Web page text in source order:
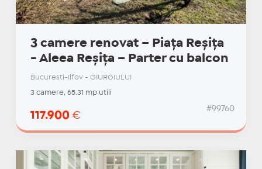
3 camere renovat – Piața Reșița
- Aleea Reșița – Parter cu balcon
Bucuresti-Ilfov - GIURGIULUI
3 camere, 65.31 mp utili
117.900 €
#99760